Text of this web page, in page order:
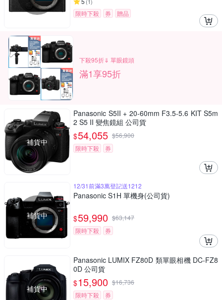
(1)
限時下殺 券 贈品
下殺95折⇓ 單眼鏡頭
滿1享95折
補貨中
Panasonic S5II + 20-60mm F3.5-5.6 KIT S5m
2 S5 II 變焦鏡組 公司貨
$54,055 $56,900
限時下殺
券
補貨中
12/31前滿3萬登記送1212
Panasonic S1H 單機身(公司貨)
$59,990 $63,147
限時下殺
券
補貨中
Panasonic LUMIX FZ80D 類單眼相機 DC-FZ8
0D 公司貨
$15,900 $16,736
限時下殺
券